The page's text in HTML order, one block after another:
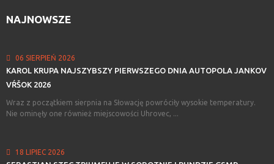
NAJNOWSZE
06 SIERPIEŃ 2026
KAROL KRUPA NAJSZYBSZY PIERWSZEGO DNIA AUTOPOLA JANKOV
VŔŠOK 2026
Wraz z początkiem sierpnia na Słowację powróciły wysokie temperatury.
Nie ominęły one również miejscowości Uhrovec, ...
18 LIPIEC 2026